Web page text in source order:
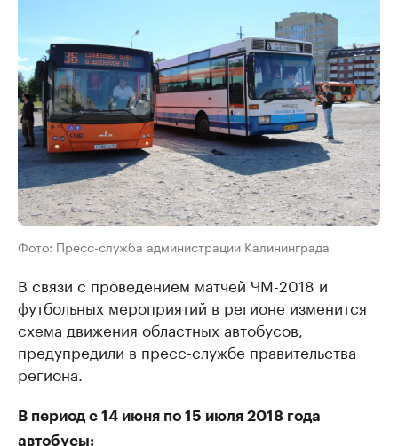
Фото: Пресс-служба администрации Калининграда
В связи с проведением матчей ЧМ-2018 и
футбольных мероприятий в регионе изменится
схема движения областных автобусов,
предупредили в пресс-службе правительства
региона.
В период с 14 июня по 15 июля 2018 года
автобусы: